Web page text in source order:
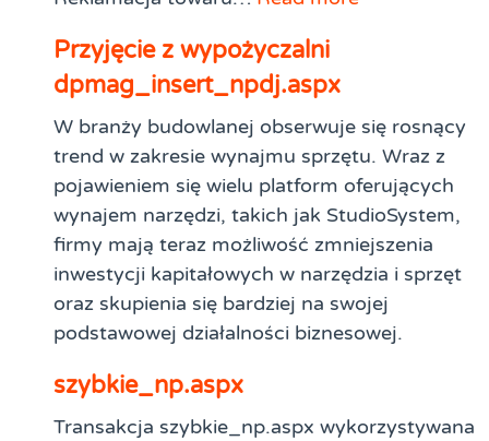
Przyjęcie z wypożyczalni
dpmag_insert_npdj.aspx
W branży budowlanej obserwuje się rosnący
trend w zakresie wynajmu sprzętu. Wraz z
pojawieniem się wielu platform oferujących
wynajem narzędzi, takich jak StudioSystem,
firmy mają teraz możliwość zmniejszenia
inwestycji kapitałowych w narzędzia i sprzęt
oraz skupienia się bardziej na swojej
podstawowej działalności biznesowej.
szybkie_np.aspx
Transakcja szybkie_np.aspx wykorzystywana